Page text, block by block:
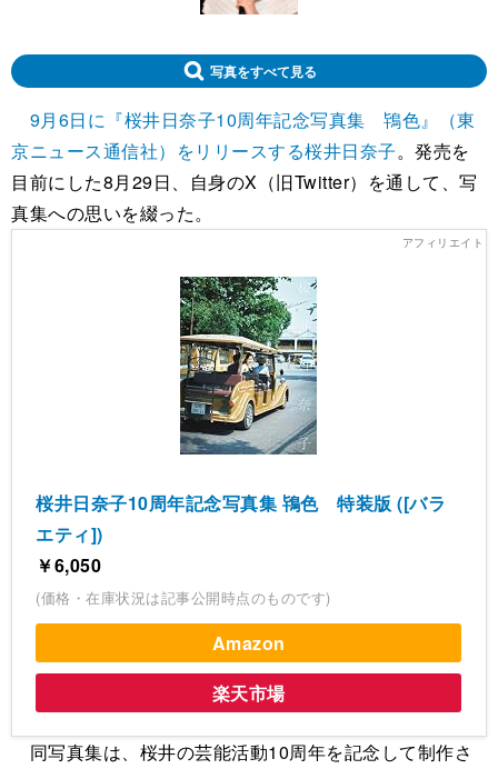
写真をすべて見る
9月6日に『桜井日奈子10周年記念写真集 鴇色』（東
京ニュース通信社）をリリースする桜井日奈子。発売を
目前にした8月29日、自身のX（旧Twitter）を通して、写
真集への思いを綴った。
桜井日奈子10周年記念写真集 鴇色 特装版 ([バラ
エティ])
￥6,050
(価格・在庫状況は記事公開時点のものです)
Amazon
楽天市場
同写真集は、桜井の芸能活動10周年を記念して制作さ